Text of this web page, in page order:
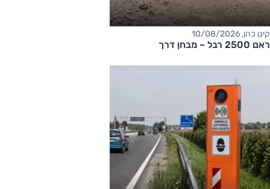
קינן כהן, 10/08/2026
ראם 2500 רבל – מבחן דרך